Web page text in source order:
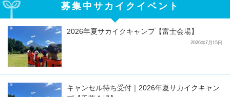
募集中サカイクイベント
2026年夏サカイクキャンプ【富士会場】
2026年7月15日
キャンセル待ち受付｜2026年夏サカイクキャン